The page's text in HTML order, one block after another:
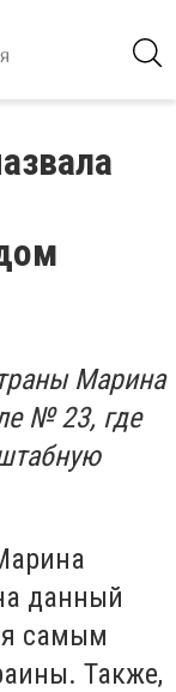
Марина
№ 23, где
данный
самым
Также,